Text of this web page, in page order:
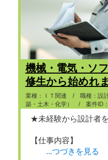
機械・電気・ソ
修生から始めれ
業種：ＩＴ関連 / 職種：設計
築・土木・化学） / 案件ID
★未経験から設計者
【仕事内容】
...つづきを見る